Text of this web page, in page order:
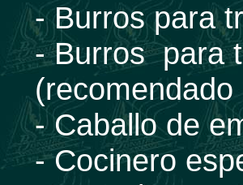
- Burros para
- Burros para
- Caballo de
- Cocinero